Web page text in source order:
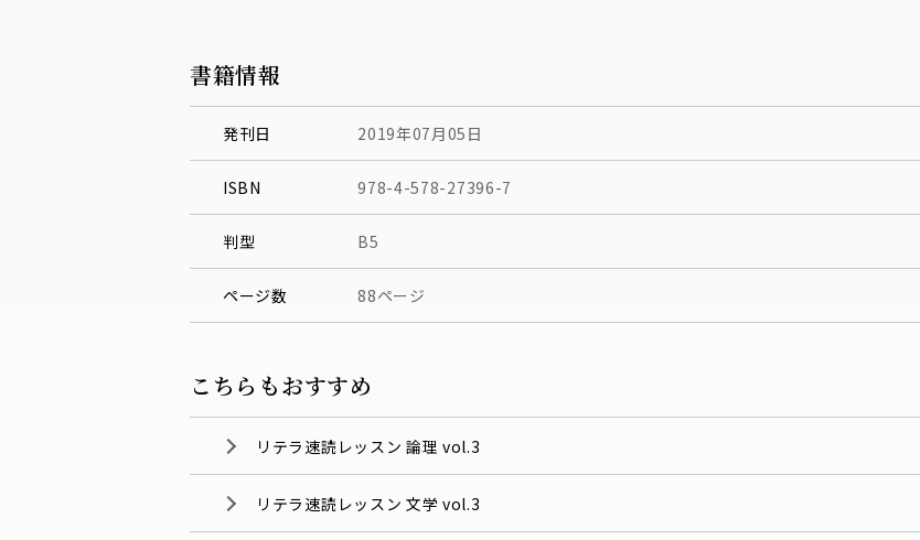
書籍情報
発刊日 2019年07月05日
ISBN 978-4-578-27396-7
判型 B5
ページ数 88ページ
こちらもおすすめ
リテラ速読レッスン 論理 vol.3
リテラ速読レッスン 文学 vol.3